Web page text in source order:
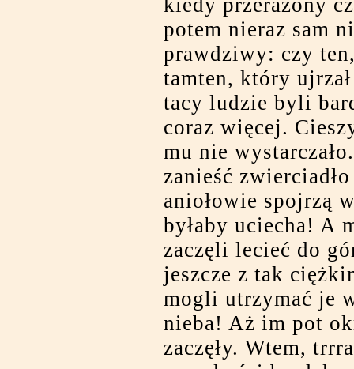
kiedy przerażony
potem nieraz sam
prawdziwy: czy
tamten, który
tacy ludzie byli
coraz więcej.
mu nie
zanieść
aniołowie spojrzą
byłaby uciecha! A
zaczęli lecieć do
jeszcze z tak
mogli utrzymać je
nieba! Aż im pot
zaczęły. Wtem,